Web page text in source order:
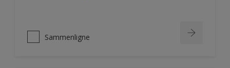
Sammenligne